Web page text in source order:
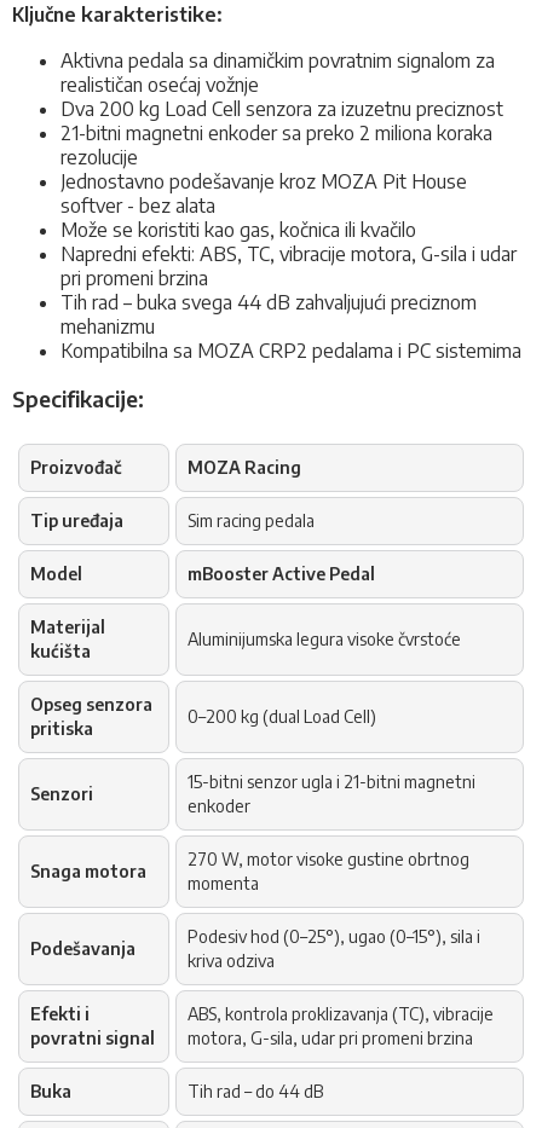
Ključne karakteristike:
Aktivna pedala sa dinamičkim povratnim signalom za
realističan osećaj vožnje
Dva 200 kg Load Cell senzora za izuzetnu preciznost
21-bitni magnetni enkoder sa preko 2 miliona koraka
rezolucije
Jednostavno podešavanje kroz MOZA Pit House
softver - bez alata
Može se koristiti kao gas, kočnica ili kvačilo
Napredni efekti: ABS, TC, vibracije motora, G-sila i udar
pri promeni brzina
Tih rad – buka svega 44 dB zahvaljujući preciznom
mehanizmu
Kompatibilna sa MOZA CRP2 pedalama i PC sistemima
Specifikacije:
Proizvođač MOZA Racing
Tip uređaja Sim racing pedala
Model mBooster Active Pedal
Materijal
kućišta
Aluminijumska legura visoke čvrstoće
Opseg senzora
pritiska
0–200 kg (dual Load Cell)
Senzori
15-bitni senzor ugla i 21-bitni magnetni
enkoder
Snaga motora
270 W, motor visoke gustine obrtnog
momenta
Podešavanja
Podesiv hod (0–25°), ugao (0–15°), sila i
kriva odziva
Efekti i
povratni signal
ABS, kontrola proklizavanja (TC), vibracije
motora, G-sila, udar pri promeni brzina
Buka Tih rad – do 44 dB